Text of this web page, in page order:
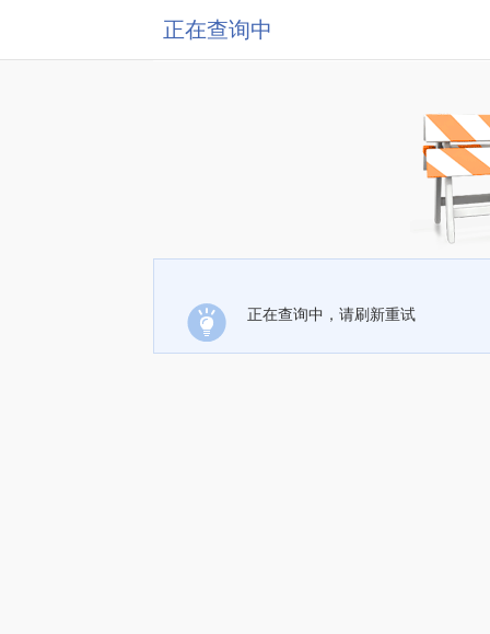
正在查询中
正在查询中，请刷新重试